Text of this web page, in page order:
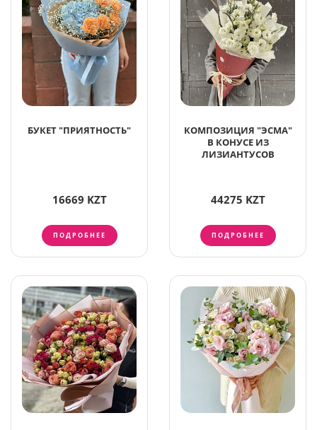
БУКЕТ "ПРИЯТНОСТЬ"
16669 KZT
ПОДРОБНЕЕ
КОМПОЗИЦИЯ "ЭСМА"
В КОНУСЕ ИЗ
ЛИЗИАНТУСОВ
44275 KZT
ПОДРОБНЕЕ